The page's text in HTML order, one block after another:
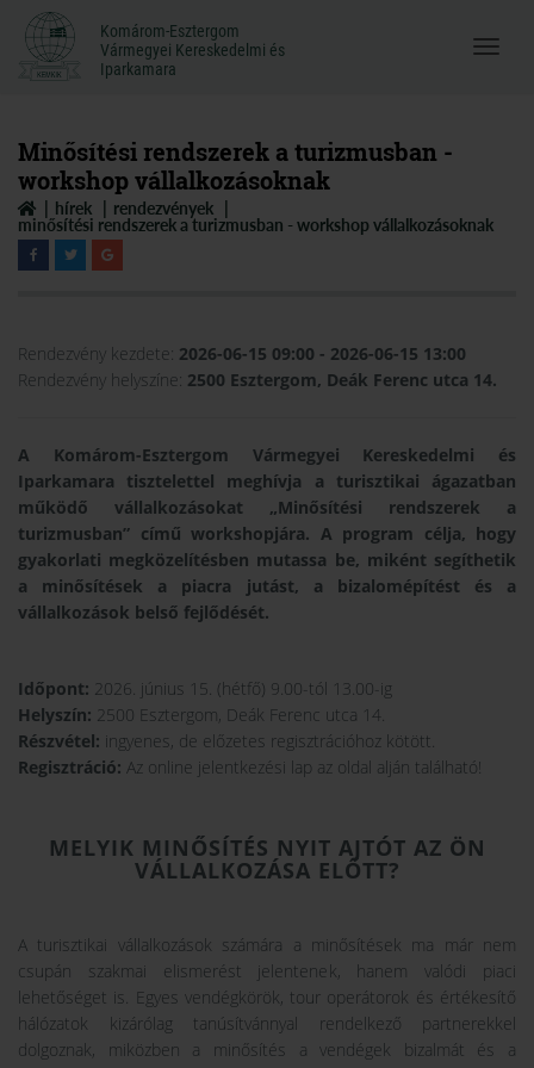
Komárom-Esztergom
Vármegyei Kereskedelmi és
Iparkamara
Komárom-Esztergom
Vármegyei Kereskedelmi és
Iparkamara
Menü
Minősítési rendszerek a turizmusban -
workshop vállalkozásoknak
hírek
rendezvények
minősítési rendszerek a turizmusban - workshop vállalkozásoknak
Rendezvény kezdete: 2026-06-15 09:00 - 2026-06-15 13:00
Rendezvény helyszíne: 2500 Esztergom, Deák Ferenc utca 14.
A Komárom-Esztergom Vármegyei Kereskedelmi és
Iparkamara tisztelettel meghívja a turisztikai ágazatban
működő vállalkozásokat „Minősítési rendszerek a
turizmusban” című workshopjára. A program célja, hogy
gyakorlati megközelítésben mutassa be, miként segíthetik
a minősítések a piacra jutást, a bizalomépítést és a
vállalkozások belső fejlődését.
Időpont: 2026. június 15. (hétfő) 9.00-tól 13.00-ig
Helyszín: 2500 Esztergom, Deák Ferenc utca 14.
Részvétel: ingyenes, de előzetes regisztrációhoz kötött.
Regisztráció: Az online jelentkezési lap az oldal alján található!
MELYIK MINŐSÍTÉS NYIT AJTÓT AZ ÖN
VÁLLALKOZÁSA ELŐTT?
A turisztikai vállalkozások számára a minősítések ma már nem
csupán szakmai elismerést jelentenek, hanem valódi piaci
lehetőséget is. Egyes vendégkörök, tour operátorok és értékesítő
hálózatok kizárólag tanúsítvánnyal rendelkező partnerekkel
dolgoznak, miközben a minősítés a vendégek bizalmát és a